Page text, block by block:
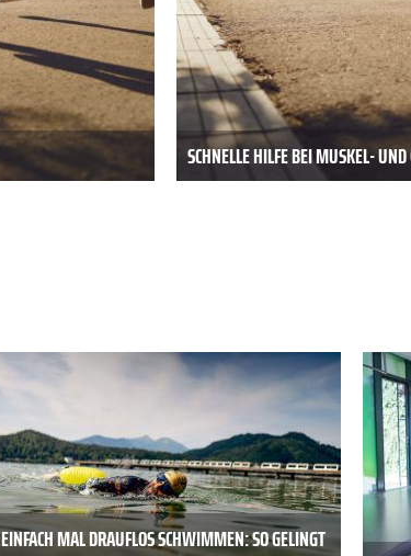
SCHNELLE HILFE BEI MUSKEL-
EINFACH MAL DRAUFLOS SCHWIMMEN: SO GELINGT